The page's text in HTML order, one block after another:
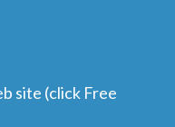
site (click Free